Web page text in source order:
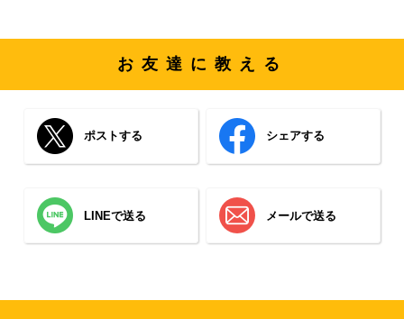
お友達に教える
ポストする シェアする
LINEで送る メールで送る